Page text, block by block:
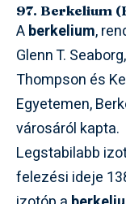
97. Berkelium
Aberkelium,
Glenn T.
Thompson és
Egyetemen,
városáról kapta.
Legstabilabb
felezési ideje